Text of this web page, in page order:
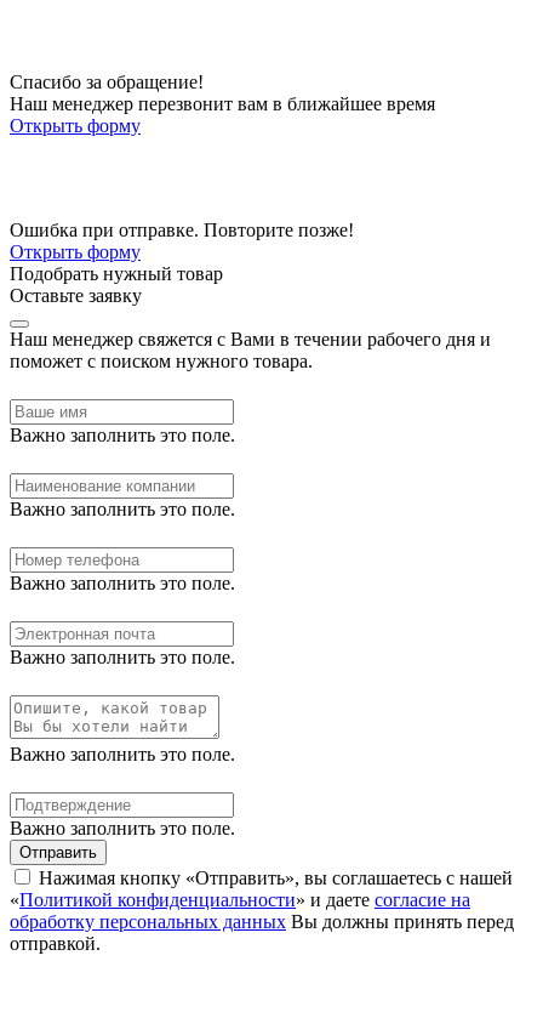
Спасибо за обращение!
Наш менеджер перезвонит вам в ближайшее время
Открыть форму
Ошибка при отправке. Повторите позже!
Открыть форму
Подобрать нужный товар
Оставьте заявку
Наш менеджер свяжется с Вами в течении рабочего дня и
поможет с поиском нужного товара.
Важно заполнить это поле.
Важно заполнить это поле.
Важно заполнить это поле.
Важно заполнить это поле.
Важно заполнить это поле.
Важно заполнить это поле.
Отправить
Нажимая кнопку «Отправить», вы соглашаетесь с нашей
«Политикой конфиденциальности» и даете согласие на
обработку персональных данных Вы должны принять перед
отправкой.